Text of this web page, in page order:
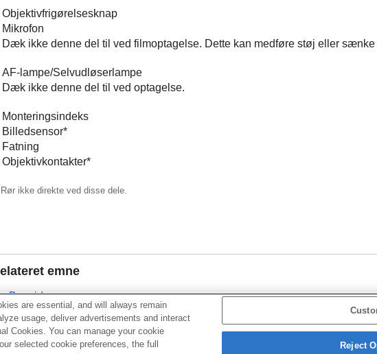
Objektivfrigørelsesknap
Mikrofon
Dæk ikke denne del til ved filmoptagelse. Dette kan medføre støj eller sænke
AF-lampe/Selvudløserlampe
Dæk ikke denne del til ved optagelse.
Monteringsindeks
Billedsensor*
Fatning
Objektivkontakter*
Rør ikke direkte ved disse dele.
emne
Bagside
Overside
Sider
are essential, and will always remain
usage, deliver advertisements and interact
Cookies. You can manage your cookie
selected cookie preferences, the full
Reject